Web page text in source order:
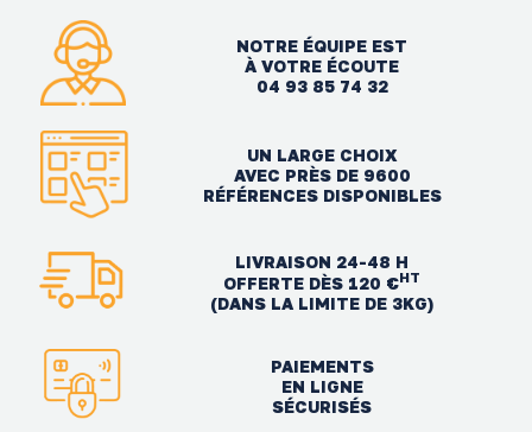
NOTRE ÉQUIPE EST
À VOTRE ÉCOUTE
04 93 85 74 32
UN LARGE CHOIX
AVEC PRÈS DE 9600
RÉFÉRENCES DISPONIBLES
LIVRAISON 24-48 H
OFFERTE DÈS 120 €HT
(DANS LA LIMITE DE 3KG)
PAIEMENTS
EN LIGNE
SÉCURISÉS